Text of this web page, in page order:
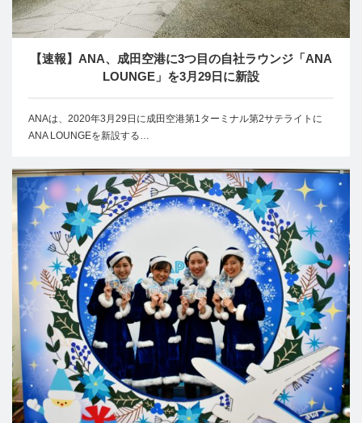
【速報】ANA、成田空港に3つ目の自社ラウンジ「ANA
LOUNGE」を3月29日に新設
ANAは、2020年3月29日に成田空港第1ターミナル第2サテライトに
ANA LOUNGEを新設する…